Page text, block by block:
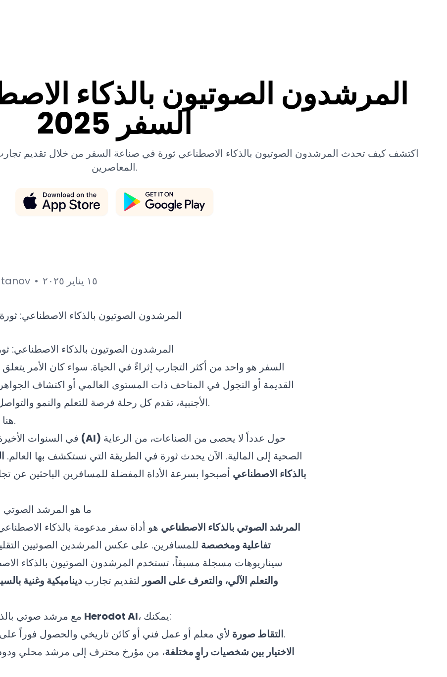
المرشدون الصوتيون بالذكاء
السفر 2025
اكتشف كيف تحدث المرشدون الصوتيون بالذكاء الاصطناعي ثورة في صناعة السفر من خلال تقديم
المعاصرين.
• ١٥ يناير ٢٠٢٥
المرشدون الصوتيون بالذكاء الاصطناعي: ثورة
السفر هو واحد من أكثر التجارب إثراءً في الحياة. سواء كان الأمر
القديمة أو التجول في المتاحف ذات المستوى العالمي أو اكتشاف
الأجنبية، تقدم كل رحلة فرصة للتعلم والنمو والتواصل مع ثقافات مختلفة.
هنا يأتي دور التكنولوجيا.
في السنوات الذكاء الاصطناعي (AI)
الصحية إلى المالية. الآن يحدث ثورة في الطريقة التي نستكشف بها العالم.
بالذكاء الاصطناعي أصبحوا بسرعة الأداة المفضلة للمسافرين الباحثين عن
ما هو المرشد الصوتي
المرشد الصوتي بالذكاء الاصطناعي هو أداة سفر مدعومة بالذكاء
تفاعلية ومخصصة للمسافرين. على عكس المرشدين الصوتيين
سيناريوهات مسجلة مسبقاً، تستخدم المرشدون الصوتيون بالذكاء
الطبيعية (NLP)، والتعلم الآلي، والتعرف على الصور لتقديم تجارب ديناميكية وغنية
Herodot AI
، يمكنك:
التقاط صورة لأي معلم أو عمل فني أو كائن تاريخي والحصول فوراً على
.
الاختيار بين شخصيات راوٍ مختلفة، من مؤرخ محترف إلى مرشد محلي